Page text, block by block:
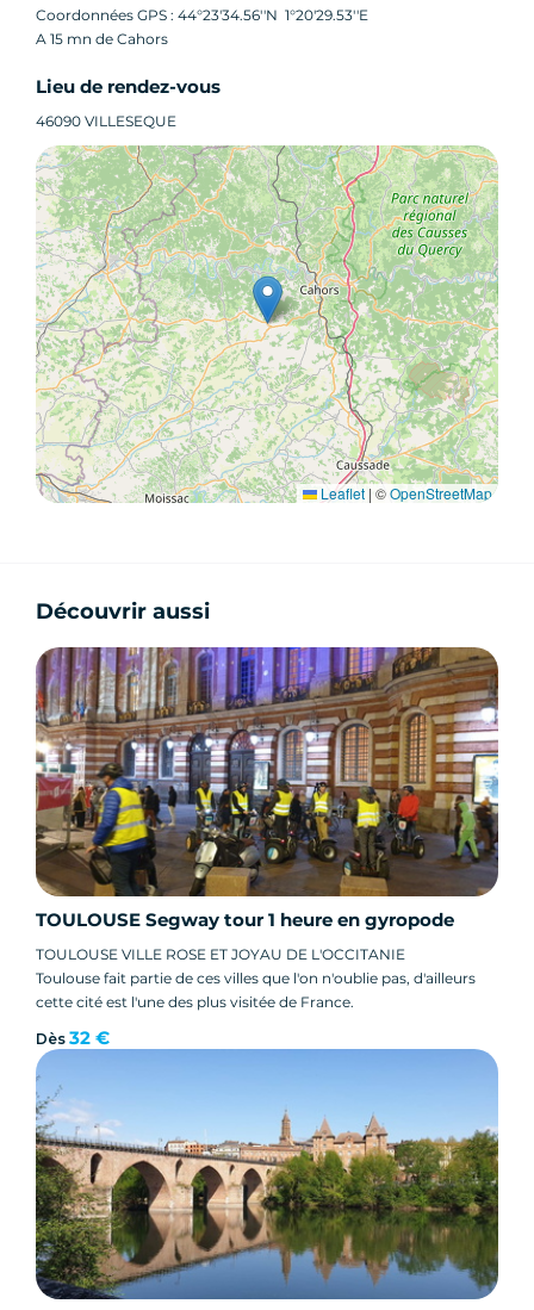
Coordonnées GPS : 44°23'34.56''N 1°20'29.53''E
A 15 mn de Cahors
Lieu de rendez-vous
46090 VILLESEQUE
Leaflet | ©OpenStreetMap
Découvrir aussi
TOULOUSE Segway tour 1 heure en gyropode
TOULOUSE VILLE ROSE ET JOYAU DE L'OCCITANIE
Toulouse fait partie de ces villes que l'on n'oublie pas, d'ailleurs
cette cité est l'une des plus visitée de France.
Dès 32 €